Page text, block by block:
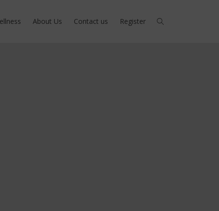
About Us Contact us Register